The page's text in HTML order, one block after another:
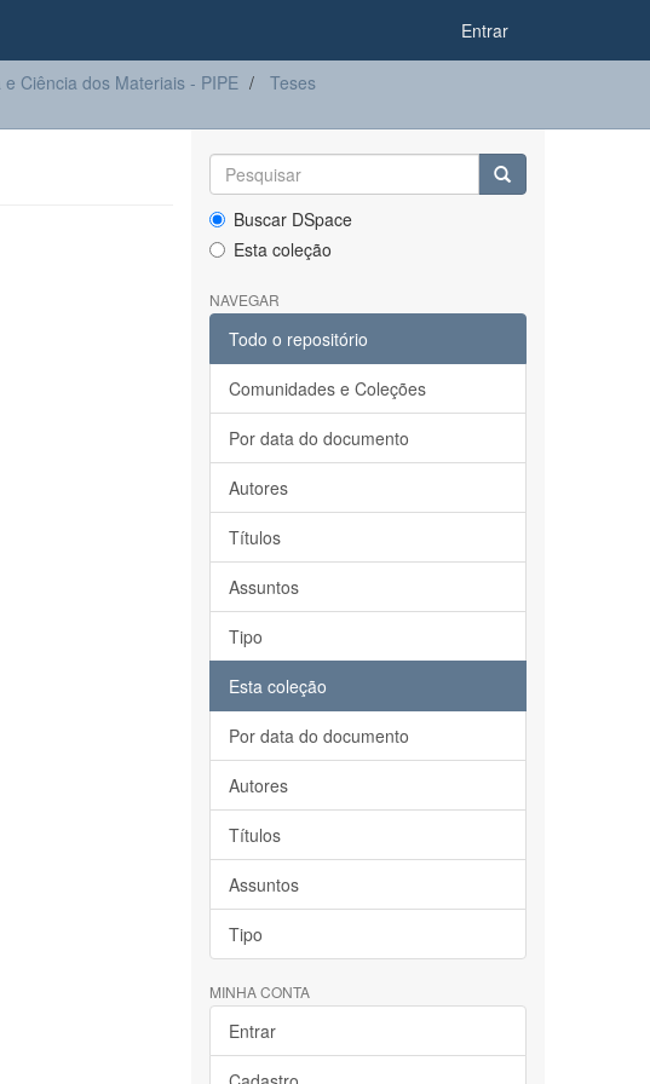
Entrar
Ciência dos Materiais - PIPE
Teses
Buscar DSpace
Esta coleção
NAVEGAR
Todo o repositório
Comunidades e Coleções
Por data do documento
Autores
Títulos
Assuntos
Tipo
Esta coleção
Por data do documento
Autores
Títulos
Assuntos
Tipo
MINHA CONTA
Entrar